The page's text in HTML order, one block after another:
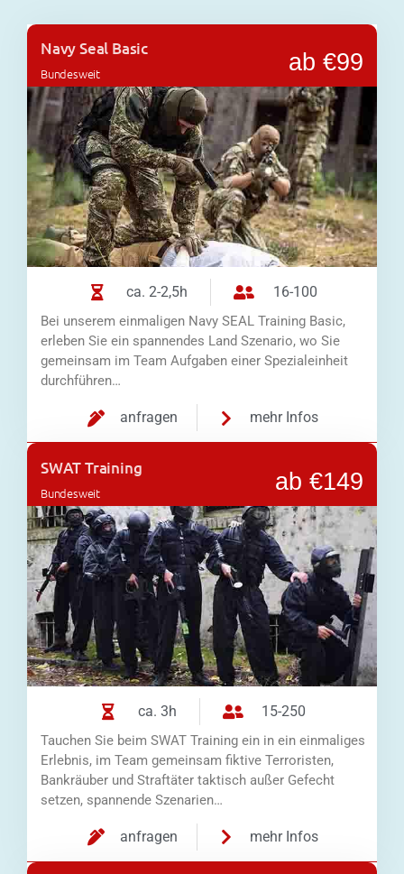
Navy Seal Basic
Bundesweit ab €99
ca. 2-2,5h 16-100
Bei unserem einmaligen Navy SEAL Training Basic,
erleben Sie ein spannendes Land Szenario, wo Sie
gemeinsam im Team Aufgaben einer Spezialeinheit
durchführen…
anfragen mehr Infos
SWAT Training
Bundesweit ab €149
ca. 3h 15-250
Tauchen Sie beim SWAT Training ein in ein einmaliges
Erlebnis, im Team gemeinsam fiktive Terroristen,
Bankräuber und Straftäter taktisch außer Gefecht
setzen, spannende Szenarien…
anfragen mehr Infos